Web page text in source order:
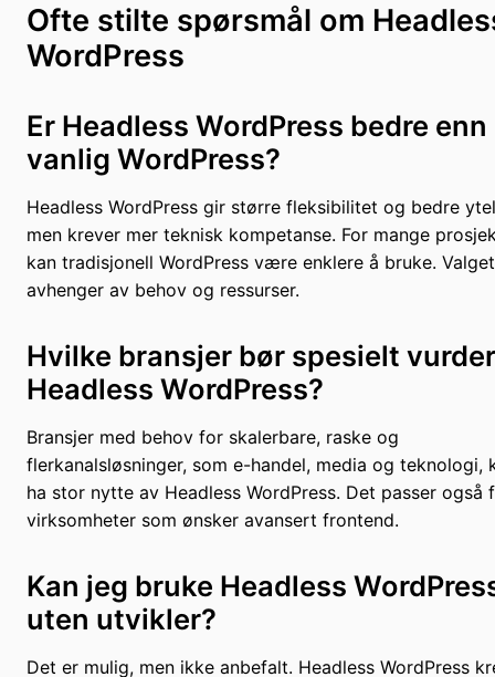
Ofte stilte spørsmål om
WordPress
Er Headless WordPress bedre enn
vanlig WordPress?
Headless WordPress gir større fleksibilitet og bedre
men krever mer teknisk kompetanse. For mange
kan tradisjonell WordPress være enklere å bruke. Valget
avhenger av behov og ressurser.
Hvilke bransjer bør spesielt
Headless WordPress?
Bransjer med behov for skalerbare, raske og
flerkanalsløsninger, som e-handel, media og teknologi,
ha stor nytte av Headless WordPress. Det passer også
virksomheter som ønsker avansert frontend.
Kan jeg bruke Headless
uten utvikler?
Det er mulig, men ikke anbefalt. Headless WordPress